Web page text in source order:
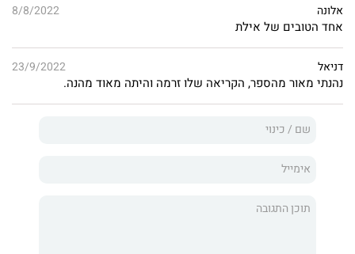
אלונה 8/8/2022
אחד הטובים של אילת
דניאל 23/9/2022
נהנתי מאור מהספר, הקריאה שלו זרמה והיתה מאוד מהנה.